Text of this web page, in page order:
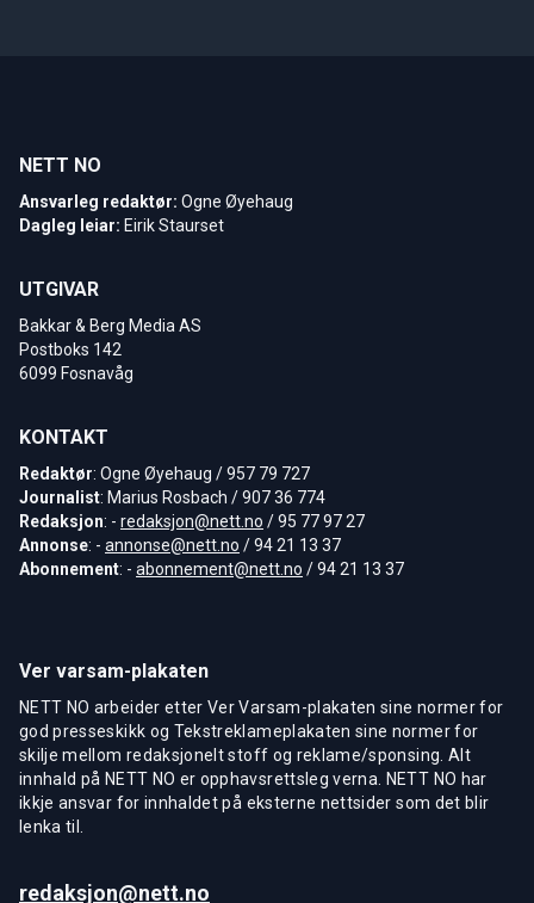
NETT NO
Ansvarleg redaktør: Ogne Øyehaug
Dagleg leiar: Eirik Staurset
UTGIVAR
Bakkar & Berg Media AS
Postboks 142
6099 Fosnavåg
KONTAKT
Redaktør: Ogne Øyehaug / 957 79 727
Journalist: Marius Rosbach / 907 36 774
Redaksjon: - redaksjon@nett.no / 95 77 97 27
Annonse: - annonse@nett.no / 94 21 13 37
Abonnement: - abonnement@nett.no / 94 21 13 37
Ver varsam-plakaten
NETT NO arbeider etter Ver Varsam-plakaten sine normer for
god presseskikk og Tekstreklameplakaten sine normer for
skilje mellom redaksjonelt stoff og reklame/sponsing. Alt
innhald på NETT NO er opphavsrettsleg verna. NETT NO har
ikkje ansvar for innhaldet på eksterne nettsider som det blir
lenka til.
redaksjon@nett.no